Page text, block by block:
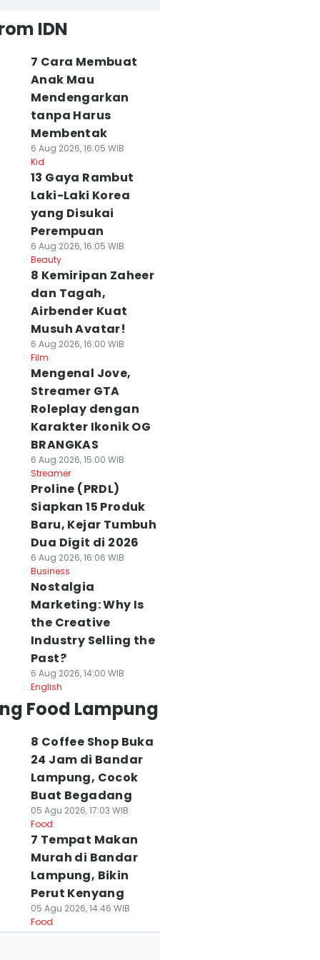
IDN
7 Cara Membuat
Anak Mau
Mendengarkan
tanpa Harus
Membentak
6 Aug 2026, 16:05 WIB
Kid
13 Gaya Rambut
Laki-Laki Korea
yang Disukai
Perempuan
6 Aug 2026, 16:05 WIB
Beauty
8 Kemiripan Zaheer
dan Tagah,
Airbender Kuat
Musuh Avatar!
6 Aug 2026, 16:00 WIB
Film
Mengenal Jove,
Streamer GTA
Roleplay dengan
Karakter Ikonik OG
BRANGKAS
6 Aug 2026, 15:00 WIB
Streamer
Proline (PRDL)
Siapkan 15 Produk
Baru, Kejar Tumbuh
Dua Digit di 2026
6 Aug 2026, 16:06 WIB
Business
Nostalgia
Marketing: Why Is
the Creative
Industry Selling the
Past?
6 Aug 2026, 14:00 WIB
English
Food Lampung
8 Coffee Shop Buka
24 Jam di Bandar
Lampung, Cocok
Buat Begadang
05 Agu 2026, 17:03 WIB
Food
7 Tempat Makan
Murah di Bandar
Lampung, Bikin
Perut Kenyang
05 Agu 2026, 14:46 WIB
Food